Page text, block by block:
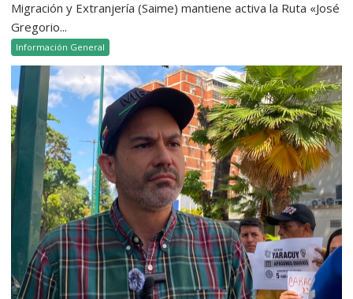
Migración y Extranjería (Saime) mantiene activa la Ruta «José
Gregorio...
Información General